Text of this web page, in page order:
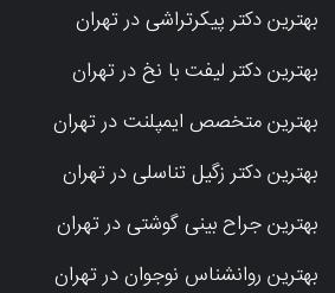
بهترین دکتر پیکرتراشی در تهران
بهترین دکتر لیفت با نخ در تهران
بهترین متخصص ایمپلنت در تهران
بهترین دکتر زگیل تناسلی در تهران
بهترین جراح بینی گوشتی در تهران
بهترین روانشناس نوجوان در تهران